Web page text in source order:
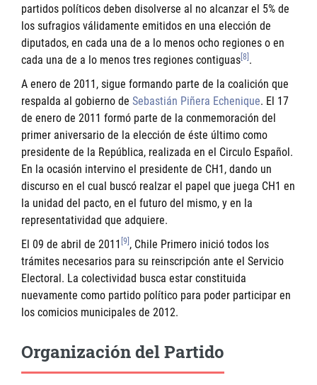
partidos políticos deben disolverse al no alcanzar el 5% de
los sufragios válidamente emitidos en una elección de
diputados, en cada una de a lo menos ocho regiones o en
cada una de a lo menos tres regiones contiguas [8] .
A enero de 2011, sigue formando parte de la coalición que
respalda al gobierno de Sebastián Piñera Echenique. El 17
de enero de 2011 formó parte de la conmemoración del
primer aniversario de la elección de éste último como
presidente de la República, realizada en el Circulo Español.
En la ocasión intervino el presidente de CH1, dando un
discurso en el cual buscó realzar el papel que juega CH1 en
la unidad del pacto, en el futuro del mismo, y en la
representatividad que adquiere.
El 09 de abril de 2011 [9] , Chile Primero inició todos los
trámites necesarios para su reinscripción ante el Servicio
Electoral. La colectividad busca estar constituida
nuevamente como partido político para poder participar en
los comicios municipales de 2012.
Organización del Partido